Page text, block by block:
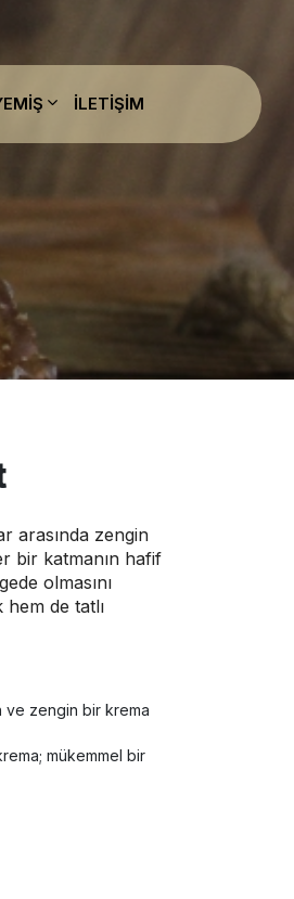
İLETIŞIM
arasında zengin
bir katmanın hafif
olmasını
de tatlı
ve zengin bir krema
mükemmel bir